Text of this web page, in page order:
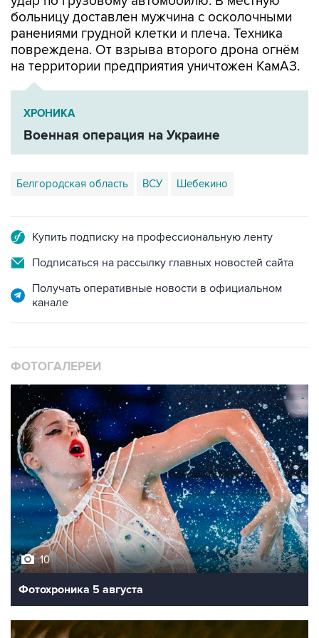
больницу доставлен мужчина с осколочными
ранениями грудной клетки и плеча. Техника
повреждена. От взрыва второго дрона огнём
на территории предприятия уничтожен КамАЗ.
ХРОНИКА
Военная операция на Украине
Белгородская область ВСУ Шебекино
Купить подписку на профессиональную ленту
Подписаться на рассылку главных новостей сайта
Получать оперативные новости в официальном
канале
ФОТОГАЛЕРЕИ
10
Фотохроника 5 августа